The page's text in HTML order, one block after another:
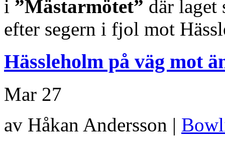
i ”Mästarmötet” där laget
efter segern i fjol mot
Hässleholm på väg mot
Mar 27
av Håkan Andersson |